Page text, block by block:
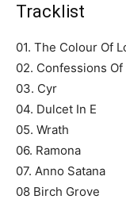
Tracklist
01. The Colour Of
02. Confessions
03. Cyr
04. Dulcet In E
05. Wrath
06. Ramona
07. Anno Satana
08 Birch Grove